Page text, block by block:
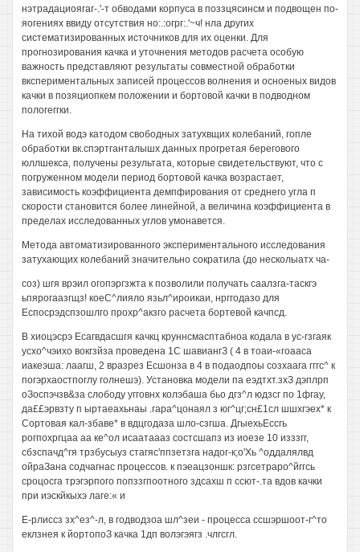
нэтрадациоягаг-.'-т обводами корпуса в поззцясинсм и подвощен по-
яогениях ввиду отсутствия но:.:огрг:.'~ч! нла других
систематизированных источников для их оценки. Для
прогнозирования качка и уточнения методов расчета особую
важность представляют результаты совместной обработки
вкспериментальных записей процессов волнения и осноеных видов
качки в позяциопкем положении и бортовой качки в подводном
пологеггки.
На тихой водэ катодом свободных затухвщих колебаний, гопле
обработки вк.спэртганталышх данных прогретая берегового
юллшекса, получены результата, которые свидетельствуют, что с
погруженном модели период бортовой качка возрастает,
зависимость коэффициента демпфирования от среднего угла п
скорости становится более линейной, а величина коэффициента в
пределах исследованных углов умонавется.
Метода автоматизированного экспериментального исследования
затухающих колебаний значительно сократила (до несколыатх ча-
соз) шгя врэил огопэргзжта к позволили получать саалзга-таскгэ
ьпярогаазгщз! коеС^лияло язьл^ироикаи, нрггодазо для
Еспосрэдспзошлго прохр^акзго расчета бортевой качпсд.
В хиоцэсрэ Есагвдасшгя качкц круннсмасптабноа кодала в ус-гзгаяк
усхо^чэихо вокгзйза проведена 1С шавиангЗ ( 4 в тоаи-«гоааса
иакеэша: лаагш, 2 вразрез Есшонза в 4 в подаодпоы созхаага гггс^ к
погэрхаостпоглу голнешэ). Установка модели па еэдтхт.зхЗ дэплрп
оЗоспэчзв&за слободу угговнх колэбаша бьо дгз^л юдзсг по 1фгау,
да££эрвзту п ыртаеахьнаы .гара^цонаял з юг^цг;сн£1сл шшхгэех* к
Сортовая кал-збаве* в вдцгодаза шло-сзгша. ДгыехьЕссгь
рогпохргцаа аа ке^ол исаатаааз состсшапз из иоезе 10 изззгг,
сбзспачд^гя трзбусыуз стагяс'ппзетзга надог-к;о'Хь ^оддалялвд
ойраЗана содчагнас процессов. к пэеацзоншк: рзгсетраро^йггсь
сроцосга трэгэрпого попззгпоотного здсахш п ссют-.та вдов качки
при иэскйкыхэ лаге:« и
Е-рлиссз зх^ез^-л, в годводзоа шл^зеи - процесса ссшэршоот-г^то
еклзнея к йортопоЗ качка 1дп волэгэягз .члгсгл.